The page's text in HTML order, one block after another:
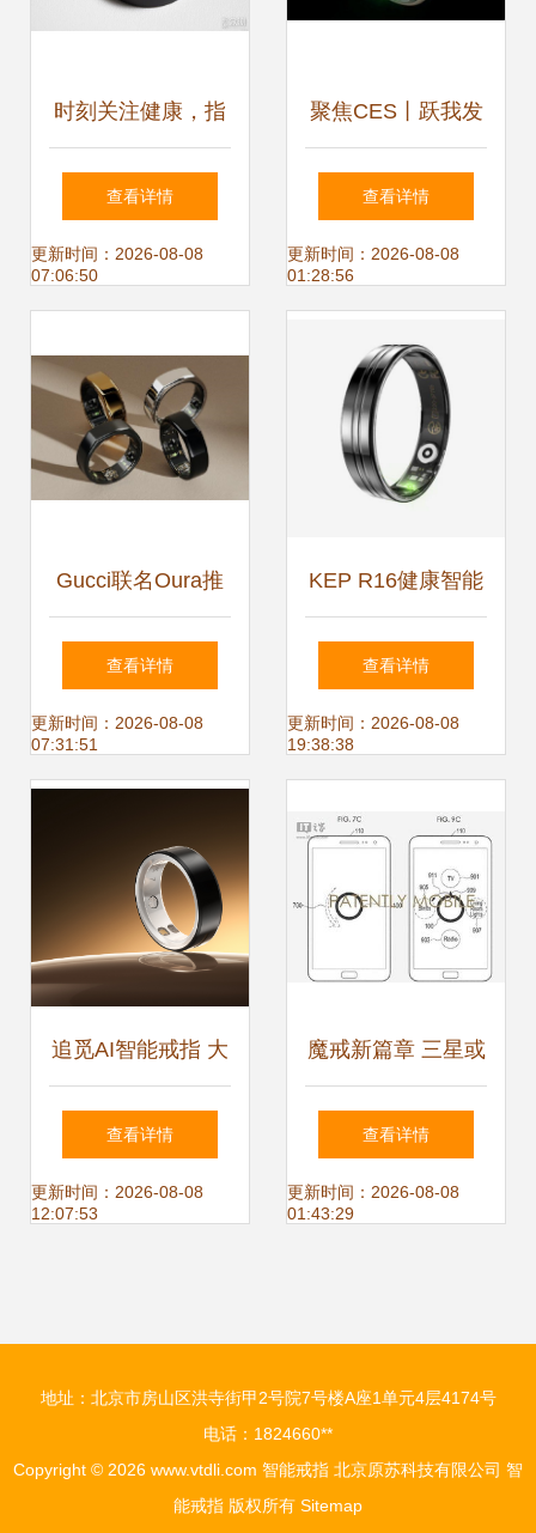
时刻关注健康，指
尖上的智能助手 监
测心率血氧的智能
查看详情
更新时间：2026-08-08
07:06:50
聚焦CES丨跃我发
布 Amazfit Hello
Ring 智能戒指支持
备防水功能
查看详情
更新时间：2026-08-08
01:28:56
Gucci联名Oura推
出智能戒指,可测心
率以及睡眠,采用
18K黄金打造
查看详情
更新时间：2026-08-08
07:31:51
KEP R16健康智能
戒指 超薄设计下的
全面健康管家
查看详情
更新时间：2026-08-08
19:38:38
追觅AI智能戒指 大
学生的“效率神
器”与“健康管家”
查看详情
更新时间：2026-08-08
12:07:53
魔戒新篇章 三星或
将推出智能戒指，
戒指形的下一个科
查看详情
更新时间：2026-08-08
01:43:29
地址：北京市房山区洪寺街甲2号院7号楼A座1单元4层4174号
电话：1824660**
Copyright © 2026 www.vtdli.com 智能戒指 北京原苏科技有限公司 智
能戒指 版权所有 Sitemap